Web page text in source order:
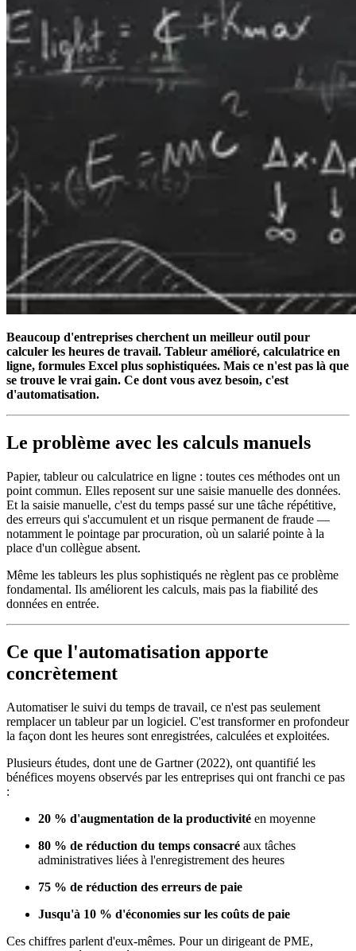
Beaucoup d'entreprises cherchent un meilleur outil pour
calculer les heures de travail. Tableur amélioré, calculatrice en
ligne, formules Excel plus sophistiquées. Mais ce n'est pas là que
se trouve le vrai gain. Ce dont vous avez besoin, c'est
d'automatisation.
Le problème avec les calculs manuels
Papier, tableur ou calculatrice en ligne : toutes ces méthodes ont un
point commun. Elles reposent sur une saisie manuelle des données.
Et la saisie manuelle, c'est du temps passé sur une tâche répétitive,
des erreurs qui s'accumulent et un risque permanent de fraude —
notamment le pointage par procuration, où un salarié pointe à la
place d'un collègue absent.
Même les tableurs les plus sophistiqués ne règlent pas ce problème
fondamental. Ils améliorent les calculs, mais pas la fiabilité des
données en entrée.
Ce que l'automatisation apporte
concrètement
Automatiser le suivi du temps de travail, ce n'est pas seulement
remplacer un tableur par un logiciel. C'est transformer en profondeur
la façon dont les heures sont enregistrées, calculées et exploitées.
Plusieurs études, dont une de Gartner (2022), ont quantifié les
bénéfices moyens observés par les entreprises qui ont franchi ce pas
:
20 % d'augmentation de la productivité en moyenne
80 % de réduction du temps consacré aux tâches
administratives liées à l'enregistrement des heures
75 % de réduction des erreurs de paie
Jusqu'à 10 % d'économies sur les coûts de paie
Ces chiffres parlent d'eux-mêmes. Pour un dirigeant de PME,